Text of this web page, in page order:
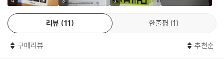
리뷰 11 한줄평 1
구매리뷰 추천순